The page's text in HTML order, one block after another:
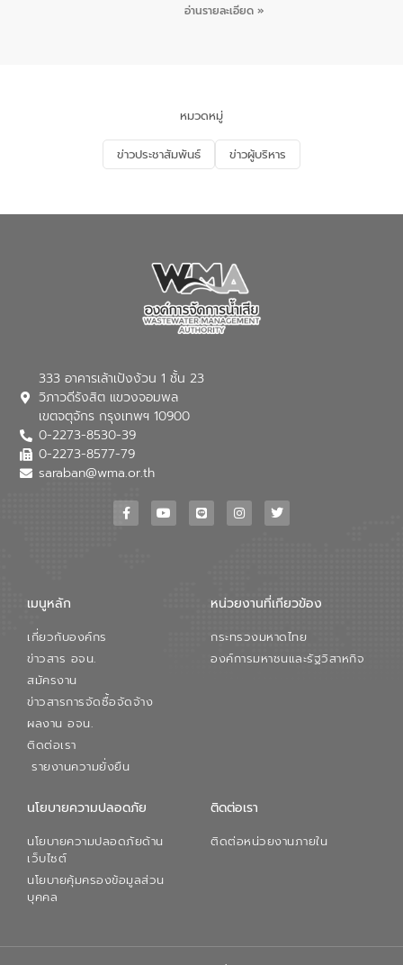
ชายหาดและแหล่งท่องเที่ยว ณ บริเวณ
กิจกรรมภายใต้โครงการส่งเสริมความรู้และ
จัดการน้ำเสียและสร้างจิตสำนึกในการ
อนุรักษ์สิ่งแวดล้อม ในหัวข้อ “น้ำเสียชุมชน
และการบำบัดน้ำเสียเบื้องต้น” โดยให้ความรู้
เกี่ยวกับสาเหตุและผลกระทบของน้ำเสีย
ณ เทศบาลตำบลบางเลน จังหวัดนครปฐม
อ่านรายละเอียด »
หมวดหมู่
ข่าวประชาสัมพันธ์ ข่าวผู้บริหาร
333 อาคารเล้าเป้งง้วน 1 ชั้น 23
วิภาวดีรังสิต แขวงจอมพล
เขตจตุจักร กรุงเทพฯ 10900
0-2273-8530-39
0-2273-8577-79
saraban@wma.or.th
เมนูหลัก
เกี่ยวกับองค์กร
ข่าวสาร อจน.
สมัครงาน
ข่าวสารการจัดซื้อจัดจ้าง
ผลงาน อจน.
ติดต่อเรา
รายงานความยั่งยืน
หน่วยงานที่เกียวข้อง
กระทรวงมหาดไทย
องค์การมหาชนและรัฐวิสาหกิจ
นโยบายความปลอดภัย
นโยบายความปลอดภัยด้าน
เว็บไซต์
นโยบายคุ้มครองข้อมูลส่วน
บุคคล
ติดต่อเรา
ติดต่อหน่วยงานภายใน